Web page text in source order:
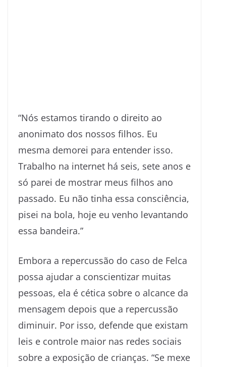
“Nós estamos tirando o direito ao
anonimato dos nossos filhos. Eu
mesma demorei para entender isso.
Trabalho na internet há seis, sete anos e
só parei de mostrar meus filhos ano
passado. Eu não tinha essa consciência,
pisei na bola, hoje eu venho levantando
essa bandeira.”
Embora a repercussão do caso de Felca
possa ajudar a conscientizar muitas
pessoas, ela é cética sobre o alcance da
mensagem depois que a repercussão
diminuir. Por isso, defende que existam
leis e controle maior nas redes sociais
sobre a exposição de crianças. “Se mexe